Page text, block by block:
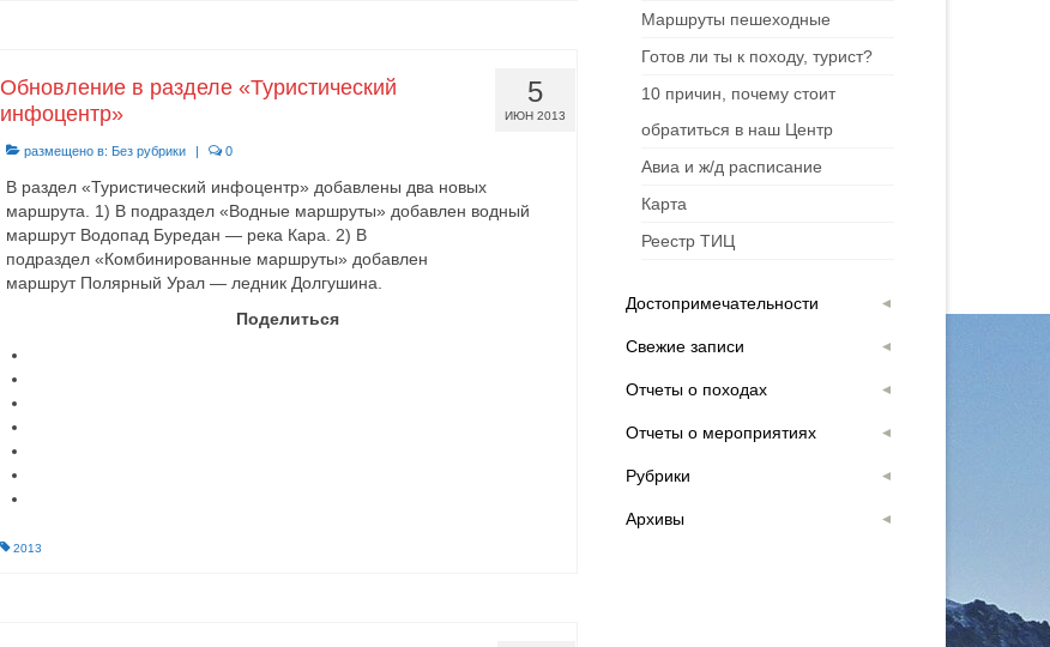
5
ИЮН 2013
Обновление в разделе «Туристический
инфоцентр»
размещено в: Без рубрики | 0
В раздел «Туристический инфоцентр» добавлены два новых
маршрута. 1) В подраздел «Водные маршруты» добавлен водный
маршрут Водопад Буредан — река Кара. 2) В
подраздел «Комбинированные маршруты» добавлен
маршрут Полярный Урал — ледник Долгушина.
Поделиться
2013
Маршруты пешеходные
Готов ли ты к походу, турист?
10 причин, почему стоит
обратиться в наш Центр
Авиа и ж/д расписание
Карта
Реестр ТИЦ
Достопримечательности
Свежие записи
Отчеты о походах
Отчеты о мероприятиях
Рубрики
Архивы